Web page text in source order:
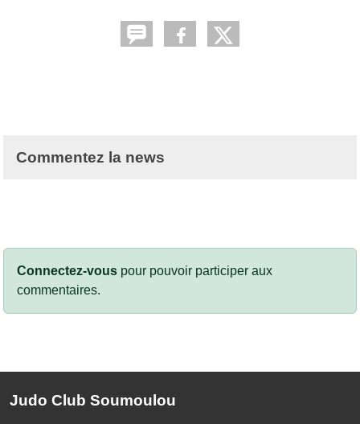
Commentez la news
Connectez-vous pour pouvoir participer aux
commentaires.
Judo Club Soumoulou